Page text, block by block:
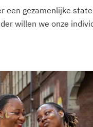
een gezamenlijke
willen we onze